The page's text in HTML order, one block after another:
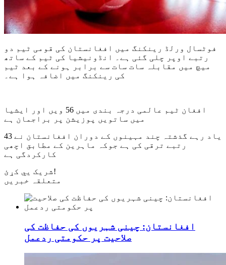
فوٹسال ورلڈ رینکنگ میں افغانستان کی قومی ٹیم دو
رتبے اوپر چلی گئی ہے۔ انڈونیشیا کی ٹیم کے ساتھ
میچ میں مقابلہ سات سات سے برابر ہونے کے بعد ٹیم
کی رینکنگ میں اضافہ ہوا ہے۔
افغان ٹیم عالمی درجہ بندی میں 56 ویں اور ایشیا
میں ساتویں پوزیشن پر براجمان ہے
یاد رہے گذشتہ چند مہینوں کے دوران افغانستان نے 43
رتبے ترقی کی ہے جوکہ ماہرین کے مطابق اچھی
کارکردگی ہے
شریک یي کړئ!
متعلقہ خبریں
افغانستان: چینی شہریوں کی حفاظت کی
صلاحیت پر حکومتی ردعمل